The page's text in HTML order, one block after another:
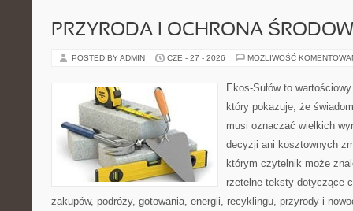
PRZYRODA I OCHRONA
POSTED BY ADMIN CZE - 27 - 2026 MOŻLIWOŚĆ
Ekos-Sułów to
który pokazuje, że
musi oznaczać wielkich
decyzji ani kosztownych
którym czytelnik może
rzetelne teksty dotyczące
zakupów, podróży, gotowania, energii, recyklingu, przyrody i